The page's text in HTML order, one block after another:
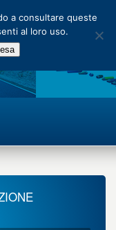
Main Menu
a consultare queste
al loro uso.